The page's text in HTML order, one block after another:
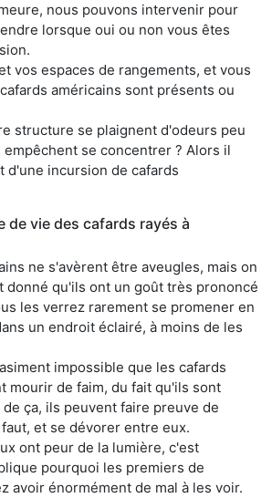
nous pouvons intervenir pour
lorsque oui ou non vous êtes
vos espaces de rangements, et vous
américains sont présents ou
structure se plaignent d'odeurs peu
se concentrer ? Alors il
d'une incursion de cafards
de vie des cafards rayés à
ne s'avèrent être aveugles, mais on
donné qu'ils ont un goût très prononcé
les verrez rarement se promener en
un endroit éclairé, à moins de les
impossible que les cafards
mourir de faim, du fait qu'ils sont
ça, ils peuvent faire preuve de
et se dévorer entre eux.
ont peur de la lumière, c'est
pourquoi les premiers de
avoir énormément de mal à les voir.